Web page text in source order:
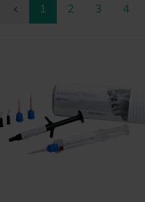
Seite
1 Seite
2 Seite
3 Seite
4